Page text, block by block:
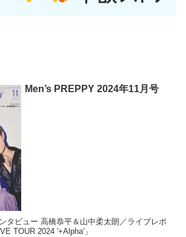
Men’s PREPPY 2024年11月号
タビュー 高橋恭平＆山中柔太朗／ライブレポ
TOUR 2024 '+Alpha'」